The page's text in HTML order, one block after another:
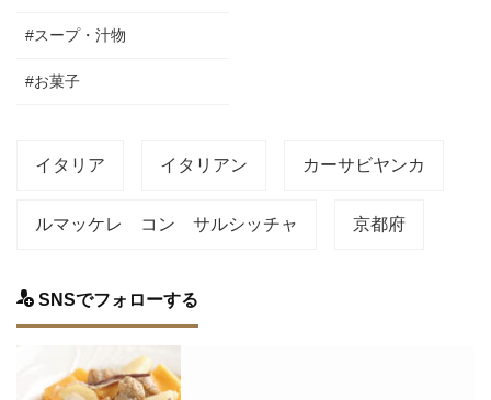
#スープ・汁物
#お菓子
イタリア イタリアン カーサビヤンカ
ルマッケレ コン サルシッチャ 京都府
SNSでフォローする